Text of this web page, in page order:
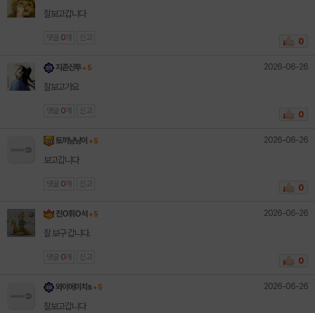
잘보고갑니다
댓글 0 개 신고 0
지존신투 + 5 2026-06-26
잘보고가요
댓글 0 개 신고 0
토끼냥냥이 + 5 2026-06-26
보고갑니다
댓글 0 개 신고 0
진O휘O석 + 5 2026-06-26
잘 보구 갑니다.
댓글 0 개 신고 0
와이에이치s + 5 2026-06-26
잘보고갑니다